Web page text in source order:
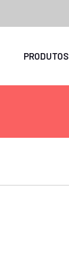
PRODUTOS